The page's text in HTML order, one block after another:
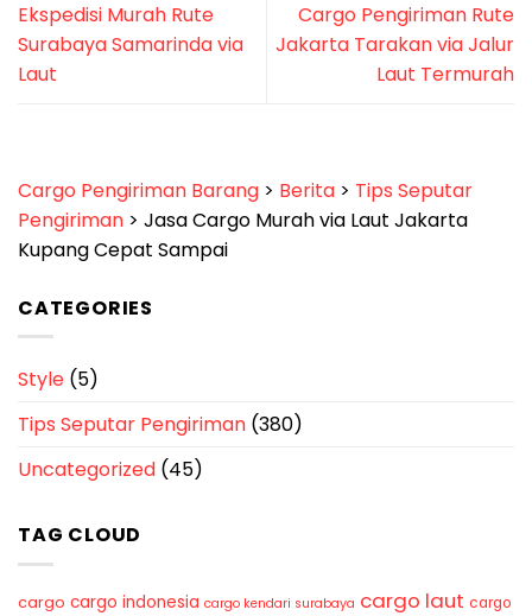
Ekspedisi Murah Rute
Surabaya Samarinda via
Laut
Cargo Pengiriman Rute
Jakarta Tarakan via Jalur
Laut Termurah
Cargo Pengiriman Barang > Berita > Tips Seputar
Pengiriman > Jasa Cargo Murah via Laut Jakarta
Kupang Cepat Sampai
CATEGORIES
Style (5)
Tips Seputar Pengiriman (380)
Uncategorized (45)
TAG CLOUD
cargo cargo indonesia cargo kendari surabaya cargo laut cargo